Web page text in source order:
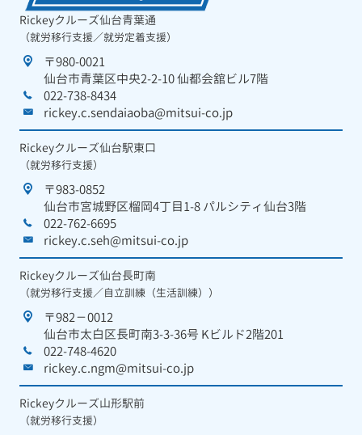
Rickeyクルーズ仙台青葉通
（就労移行支援／就労定着支援）
〒980-0021
仙台市青葉区中央2-2-10 仙都会舘ビル7階
022-738-8434
rickey.c.sendaiaoba@mitsui-co.jp
Rickeyクルーズ仙台駅東口
（就労移行支援）
〒983-0852
仙台市宮城野区榴岡4丁目1-8 パルシティ仙台3階
022-762-6695
rickey.c.seh@mitsui-co.jp
Rickeyクルーズ仙台長町南
（就労移行支援／自立訓練（生活訓練））
〒982－0012
仙台市太白区長町南3-3-36号 Kビルド2階201
022-748-4620
rickey.c.ngm@mitsui-co.jp
Rickeyクルーズ山形駅前
（就労移行支援）